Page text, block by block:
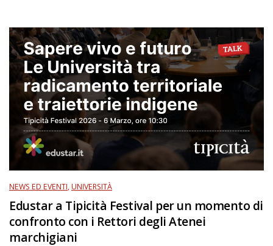
NEWS ED EVENTI,UNIVERSITÀ
Edustar a Tipicità Festival per un momento di
confronto con i Rettori degli Atenei
marchigiani